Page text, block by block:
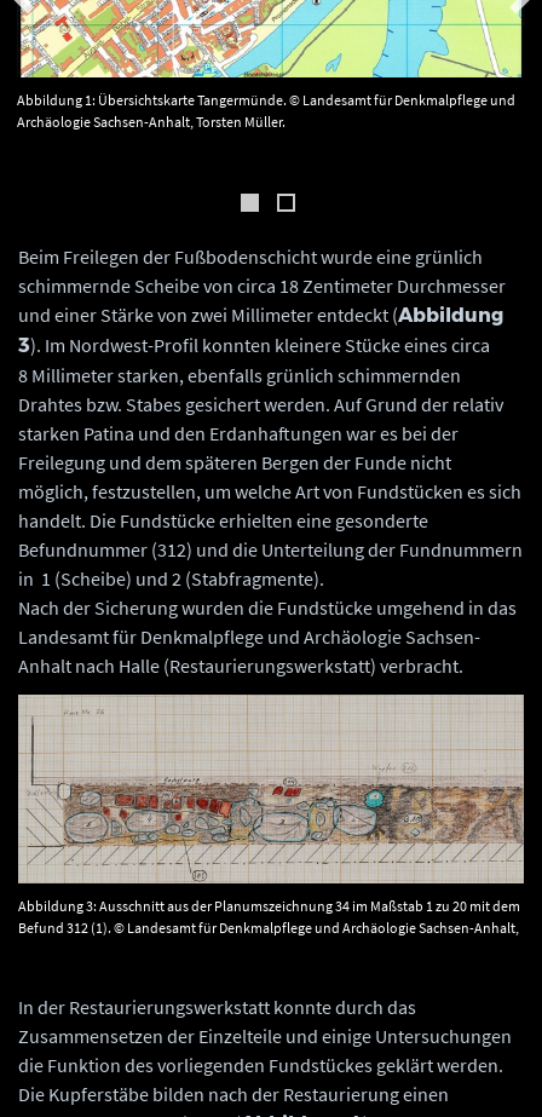
Abbildung 1: Übersichtskarte Tangermünde. © Landesamt für Denkmalpflege und
Archäologie Sachsen-Anhalt, Torsten Müller.
Beim Freilegen der Fußbodenschicht wurde eine grünlich
schimmernde Scheibe von circa 18 Zentimeter Durchmesser
und einer Stärke von zwei Millimeter entdeckt (Abbildung
3). Im Nordwest-Profil konnten kleinere Stücke eines circa
8 Millimeter starken, ebenfalls grünlich schimmernden
Drahtes bzw. Stabes gesichert werden. Auf Grund der relativ
starken Patina und den Erdanhaftungen war es bei der
Freilegung und dem späteren Bergen der Funde nicht
möglich, festzustellen, um welche Art von Fundstücken es sich
handelt. Die Fundstücke erhielten eine gesonderte
Befundnummer (312) und die Unterteilung der Fundnummern
in 1 (Scheibe) und 2 (Stabfragmente).
Nach der Sicherung wurden die Fundstücke umgehend in das
Landesamt für Denkmalpflege und Archäologie Sachsen-
Anhalt nach Halle (Restaurierungswerkstatt) verbracht.
Abbildung 3: Ausschnitt aus der Planumszeichnung 34 im Maßstab 1 zu 20 mit dem
Befund 312 (1). © Landesamt für Denkmalpflege und Archäologie Sachsen-Anhalt,
In der Restaurierungswerkstatt konnte durch das
Zusammensetzen der Einzelteile und einige Untersuchungen
die Funktion des vorliegenden Fundstückes geklärt werden.
Die Kupferstäbe bilden nach der Restaurierung einen